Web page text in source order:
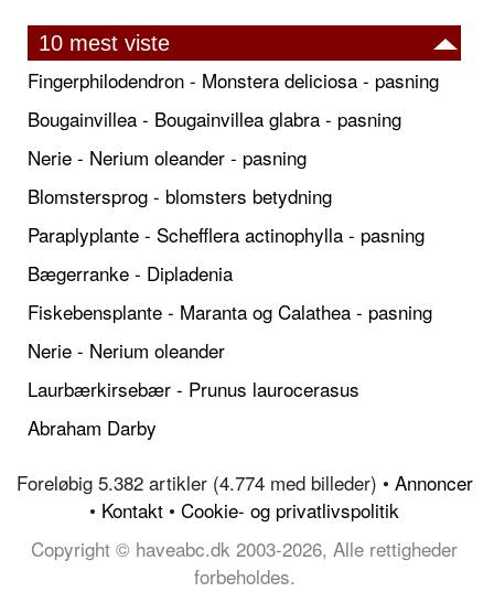
10 mest viste
Fingerphilodendron - Monstera deliciosa - pasning
Bougainvillea - Bougainvillea glabra - pasning
Nerie - Nerium oleander - pasning
Blomstersprog - blomsters betydning
Paraplyplante - Schefflera actinophylla - pasning
Bægerranke - Dipladenia
Fiskebensplante - Maranta og Calathea - pasning
Nerie - Nerium oleander
Laurbærkirsebær - Prunus laurocerasus
Abraham Darby
Foreløbig 5.382 artikler (4.774 med billeder) • Annoncer
• Kontakt • Cookie- og privatlivspolitik
Copyright © haveabc.dk 2003-2026, Alle rettigheder
forbeholdes.